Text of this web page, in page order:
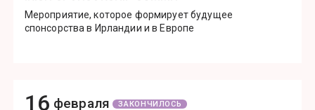
Мероприятие, которое формирует будущее
спонсорства в Ирландии и в Европе
16 февраля ЗАКОНЧИЛОСЬ